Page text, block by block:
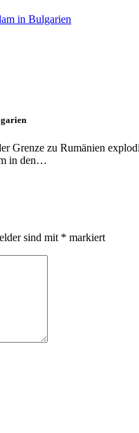
Grenze zu Rumänien
in den…
sind mit * markiert